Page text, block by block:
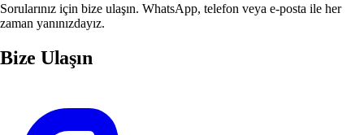
Sorularınız için bize ulaşın. WhatsApp, telefon veya e-posta ile her
zaman yanınızdayız.
Bize Ulaşın